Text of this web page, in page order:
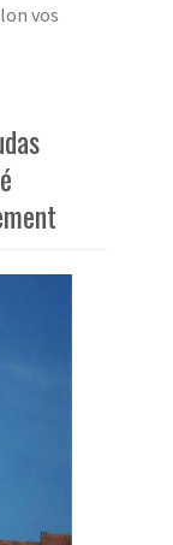
vos